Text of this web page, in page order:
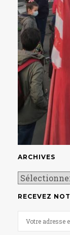
ARCHIVES
RECEVEZ